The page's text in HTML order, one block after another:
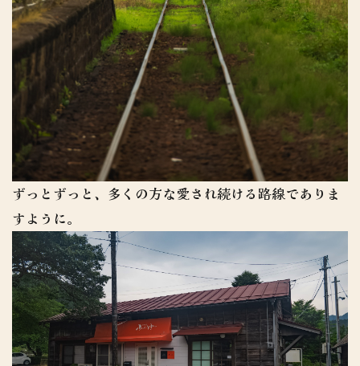
ずっとずっと、多くの方な愛され続ける路線でありま
すように。